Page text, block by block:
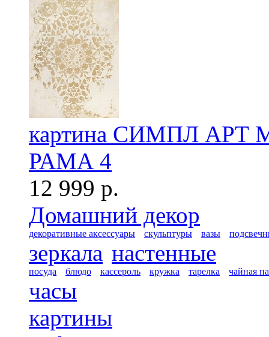
картина СИМПЛ АРТ
РАМА 4
12 999 р.
Домашний декор
декоративные аксессуары скульптуры вазы
зеркала настенные
посуда блюдо кассероль кружка тарелка чайная
часы
картины